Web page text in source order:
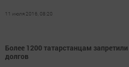
11 июля 2016, 08:20
Более 1200 татарстанцам
долгов